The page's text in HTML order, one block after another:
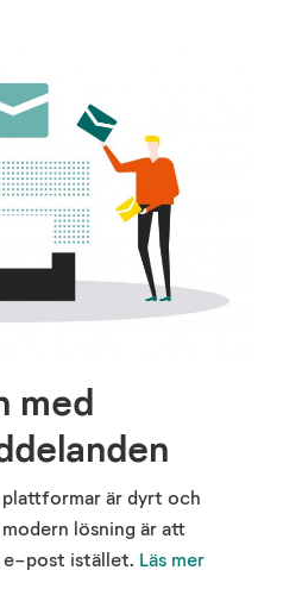
med
är dyrt och
lösning är att
post istället. Läs mer